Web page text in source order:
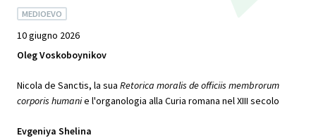
MEDIOEVO
10 giugno 2026
Oleg Voskoboynikov
Nicola de Sanctis, la sua Retorica moralis de officiis membrorum
corporis humanie l'organologia alla Curia romana nel XIII secolo
Evgeniya Shelina